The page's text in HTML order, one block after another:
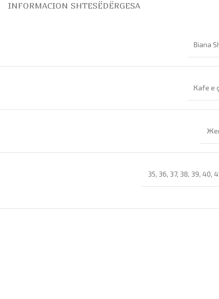
INFORMACION SHTESËDËRGESA
Biana
Кafe e
35, 36, 37, 38, 39, 40,